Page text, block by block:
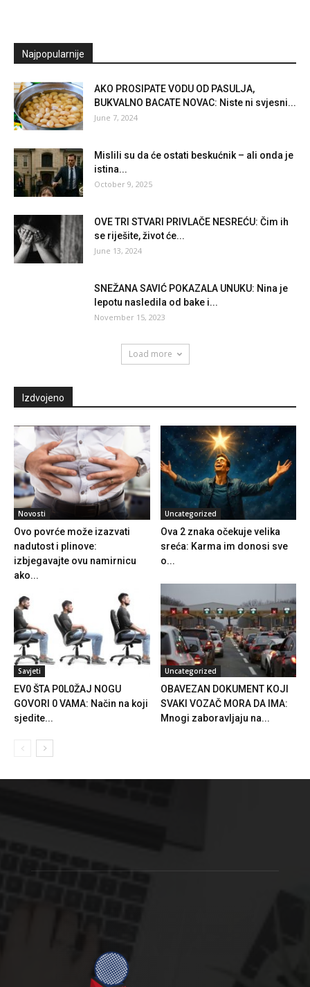
Najpopularnije
AKO PROSIPATE VODU OD PASULJA,
BUKVALNO BACATE NOVAC: Niste ni svjesni...
June 7, 2024
Mislili su da će ostati beskućnik – ali onda je
istina...
October 9, 2025
OVE TRI STVARI PRIVLAČE NESREĆU: Čim ih
se riješite, život će...
June 13, 2024
SNEŽANA SAVIĆ POKAZALA UNUKU: Nina je
lepotu nasledila od bake i...
November 15, 2023
Load more
Izdvojeno
Novosti
Ovo povrće može izazvati
nadutost i plinove:
izbjegavajte ovu namirnicu
ako...
Uncategorized
Ova 2 znaka očekuje velika
sreća: Karma im donosi sve
o...
Savjeti
EV0 ŠTA P0L0ŽAJ NOGU
GOVORI 0 VAMA: Način na koji
sjedite...
Uncategorized
OBAVEZAN DOKUMENT KOJI
SVAKI VOZAČ MORA DA IMA:
Mnogi zaboravljaju na...